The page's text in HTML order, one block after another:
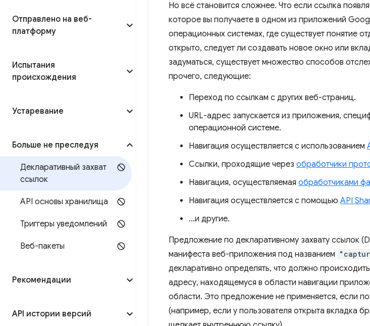
Отправлено на веб-
платформу
Испытания
происхождения
Устаревание
Больше не преследуя
Декларативный захват
ссылок
API основы хранилища
Триггеры уведомлений
Веб-пакеты
Рекомендации
API истории версий
Но всё становится сложнее. Что если ссылка
которое вы получаете в одном из приложений
операционных системах, где существует понятие
открыто, следует ли создавать новое окно или
задуматься, существует множество способов
прочего, следующие:
Переход по ссылкам с других веб-страниц.
URL-адрес запускается из приложения,
операционной системе.
Навигация осуществляется с использованием
Ссылки, проходящие через обработчики
Навигация, осуществляемая обработчиками
Навигация осуществляется с помощью API
…и другие.
Предложение по декларативному захвату ссылок
манифеста веб-приложения под названием
декларативно определять, что должно
адресу, находящемуся в области навигации
области. Это предложение не применяется, если
(например, если у пользователя открыта вкладка